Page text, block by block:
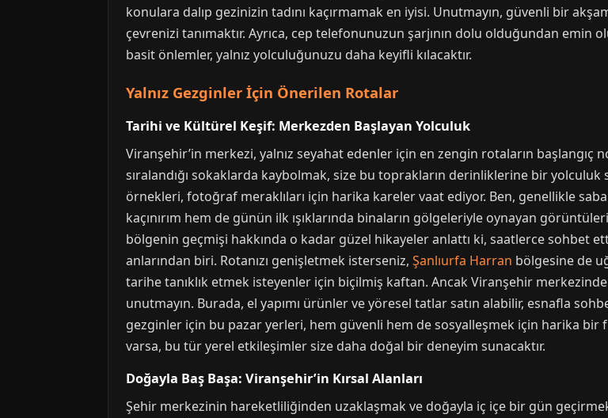
konulara dalıp gezinizin tadını kaçırmamak en iyisi. Unutmayın, güvenli bir
çevrenizi tanımaktır. Ayrıca, cep telefonunuzun şarjının dolu olduğundan
basit önlemler, yalnız yolculuğunuzu daha keyifli kılacaktır.
Yalnız Gezginler İçin Önerilen Rotalar
Tarihi ve Kültürel Keşif: Merkezden Başlayan Yolculuk
Viranşehir’in merkezi, yalnız seyahat edenler için en zengin rotaların başlangıç
sıralandığı sokaklarda kaybolmak, size bu toprakların derinliklerine bir
örnekleri, fotoğraf meraklıları için harika kareler vaat ediyor. Ben, genellikle
kaçınırım hem de günün ilk ışıklarında binaların gölgeleriyle oynayan
bölgenin geçmişi hakkında o kadar güzel hikayeler anlattı ki, saatlerce sohbet
anlarından biri. Rotanızı genişletmek isterseniz, Şanlıurfa Harran bölgesine de
tarihe tanıklık etmek isteyenler için biçilmiş kaftan. Ancak Viranşehir
unutmayın. Burada, el yapımı ürünler ve yöresel tatlar satın alabilir, esnafla
gezginler için bu pazar yerleri, hem güvenli hem de sosyalleşmek için harika bir
varsa, bu tür yerel etkileşimler size daha doğal bir deneyim sunacaktır.
Doğayla Baş Başa: Viranşehir’in Kırsal Alanları
Şehir merkezinin hareketliliğinden uzaklaşmak ve doğayla iç içe bir gün